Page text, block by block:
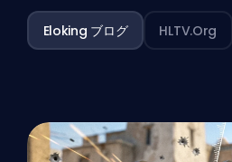
Eloking ブログ HLTV.org